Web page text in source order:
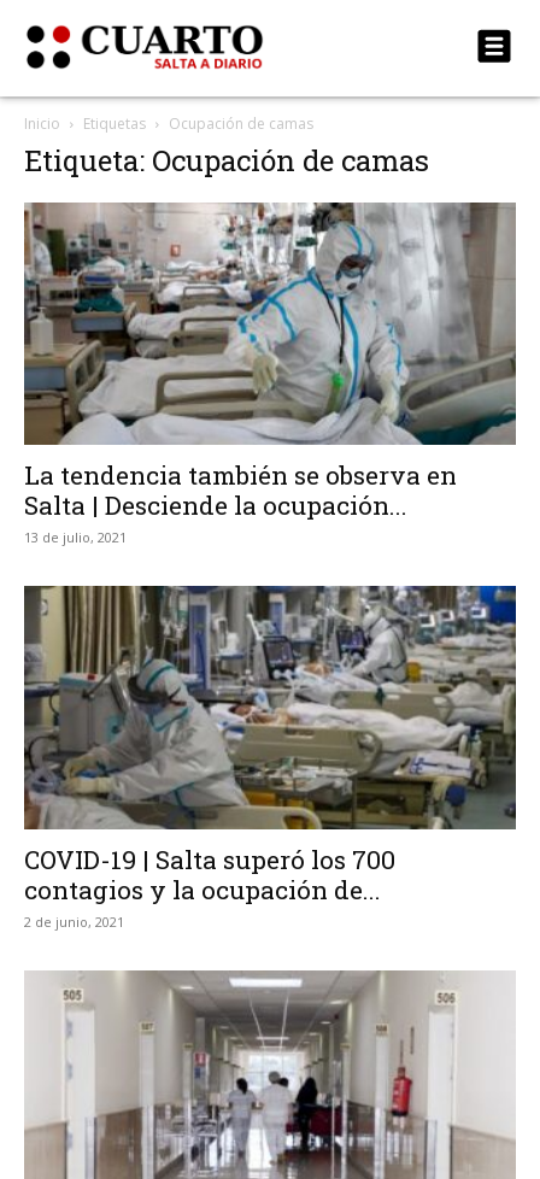
Inicio Etiquetas Ocupación de camas
Etiqueta: Ocupación de camas
La tendencia también se observa en
Salta | Desciende la ocupación...
13 de julio, 2021
COVID-19 | Salta superó los 700
contagios y la ocupación de...
2 de junio, 2021